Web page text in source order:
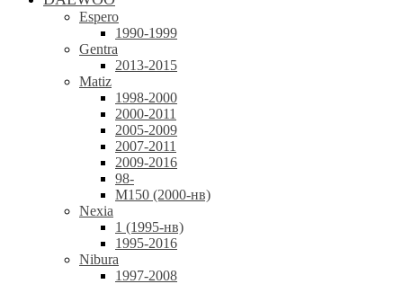
Espero
1990-1999
Gentra
2013-2015
Matiz
1998-2000
2000-2011
2005-2009
2007-2011
2009-2016
98-
М150 (2000-нв)
Nexia
1 (1995-нв)
1995-2016
Nibura
1997-2008